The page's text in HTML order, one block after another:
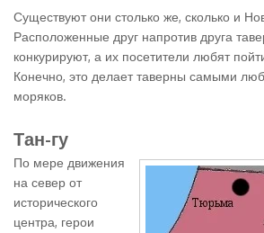
Существуют они столько же, сколько и
Расположенные друг напротив друга
конкурируют, а их посетители любят
Конечно, это делает таверны самыми
моряков.
Тан-гу
По мере движения
на север от
исторического
центра, герои